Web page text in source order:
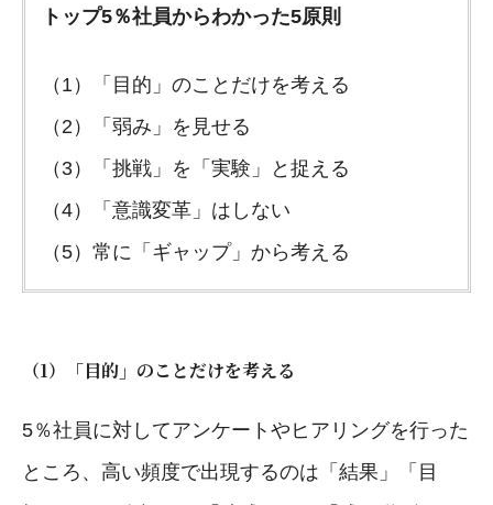
トップ5％社員からわかった5原則
（1）「目的」のことだけを考える
（2）「弱み」を見せる
（3）「挑戦」を「実験」と捉える
（4）「意識変革」はしない
（5）常に「ギャップ」から考える
（1）「目的」のことだけを考える
5％社員に対してアンケートやヒアリングを行った
ところ、高い頻度で出現するのは「結果」「目